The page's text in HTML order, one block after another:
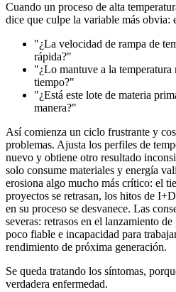
Cuando un proceso de alta
dice que culpe la variable más obvia:
"¿La velocidad de rampa de
rápida?"
"¿Lo mantuve a la temperatura
tiempo?"
"¿Está este lote de materia
manera?"
Así comienza un ciclo frustrante y
problemas. Ajusta los perfiles de
nuevo y obtiene otro resultado
solo consume materiales y energía
erosiona algo mucho más crítico: el
proyectos se retrasan, los hitos de
en su proceso se desvanece. Las
severas: retrasos en el lanzamiento
poco fiable e incapacidad para
rendimiento de próxima generación.
Se queda tratando los síntomas,
verdadera enfermedad.